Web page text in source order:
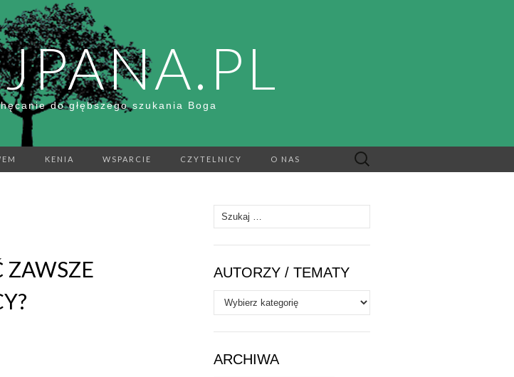
do głębszego szukania Boga
KENIA WSPARCIE CZYTELNICY O NAS Szukaj:
ZAWSZE
Szukaj:
AUTORZY / TEMATY
Autorzy
/
Tematy
ARCHIWA